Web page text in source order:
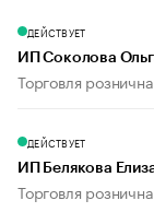
ДЕЙСТВУЕТ
ИП Соколова
Торговля
ДЕЙСТВУЕТ
ИП Белякова
Торговля